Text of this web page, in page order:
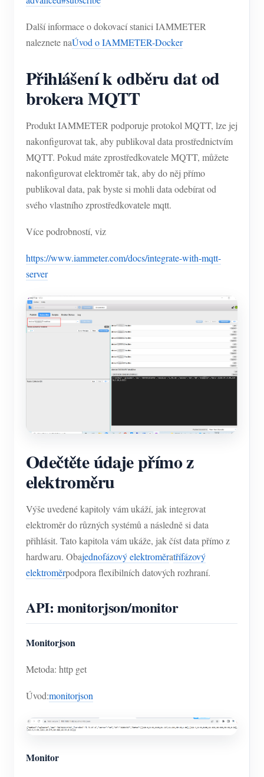
Další informace o dokovací stanici IAMMETER
naleznete naÚvod o IAMMETER-Docker
Přihlášení k odběru dat od
brokera MQTT
Produkt IAMMETER podporuje protokol MQTT, lze jej
nakonfigurovat tak, aby publikoval data prostřednictvím
MQTT. Pokud máte zprostředkovatele MQTT, můžete
nakonfigurovat elektroměr tak, aby do něj přímo
publikoval data, pak byste si mohli data odebírat od
svého vlastního zprostředkovatele mqtt.
Více podrobností, viz
https://www.iammeter.com/docs/integrate-with-mqtt-
server
Odečtěte údaje přímo z
elektroměru
Výše uvedené kapitoly vám ukáží, jak integrovat
elektroměr do různých systémů a následně si data
přihlásit. Tato kapitola vám ukáže, jak číst data přímo z
hardwaru. Obajednofázový elektroměratřífázový
elektroměrpodpora flexibilních datových rozhraní.
API: monitorjson/monitor
Monitorjson
Metoda: http get
Úvod:monitorjson
Monitor